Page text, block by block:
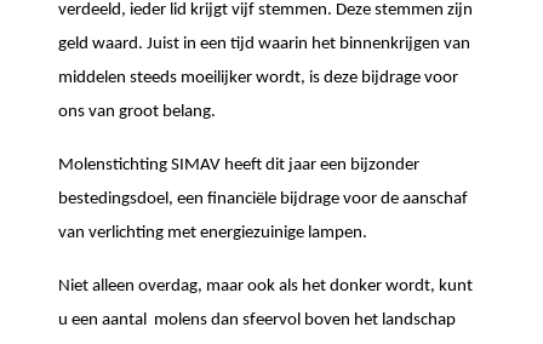
verdeeld, ieder lid krijgt vijf stemmen. Deze stemmen zijn
geld waard. Juist in een tijd waarin het binnenkrijgen van
middelen steeds moeilijker wordt, is deze bijdrage voor
ons van groot belang.
Molenstichting SIMAV heeft dit jaar een bijzonder
bestedingsdoel, een financiële bijdrage voor de aanschaf
van verlichting met energiezuinige lampen.
Niet alleen overdag, maar ook als het donker wordt, kunt
u een aantal molens dan sfeervol boven het landschap